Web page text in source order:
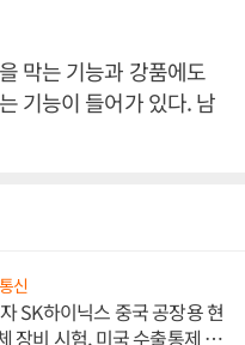
막는 기능과 강품에도
기능이 들어가 있다. 남
신
SK하이닉스 중국 공장용 현
장비 시험, 미국 수출통제 대